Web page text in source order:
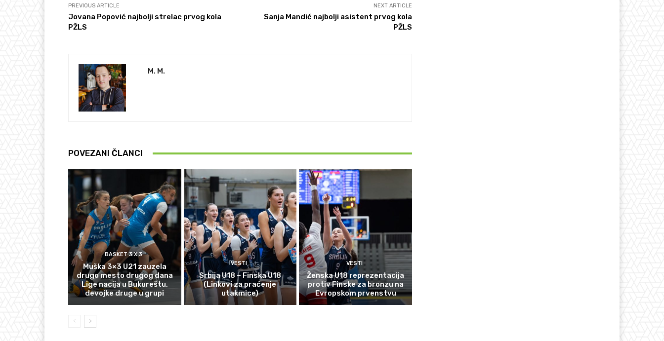
PREVIOUS ARTICLE
Jovana Popović najbolji strelac prvog kola
PŽLS
NEXT ARTICLE
Sanja Mandić najbolji asistent prvog kola
PŽLS
M. M.
POVEZANI ČLANCI
BASKET 3 X 3
Muška 3×3 U21 zauzela
drugo mesto drugog dana
Lige nacija u Bukureštu,
devojke druge u grupi
VESTI
Srbija U18 – Finska U18
(Linkovi za praćenje
utakmice)
VESTI
Ženska U18 reprezentacija
protiv Finske za bronzu na
Evropskom prvenstvu